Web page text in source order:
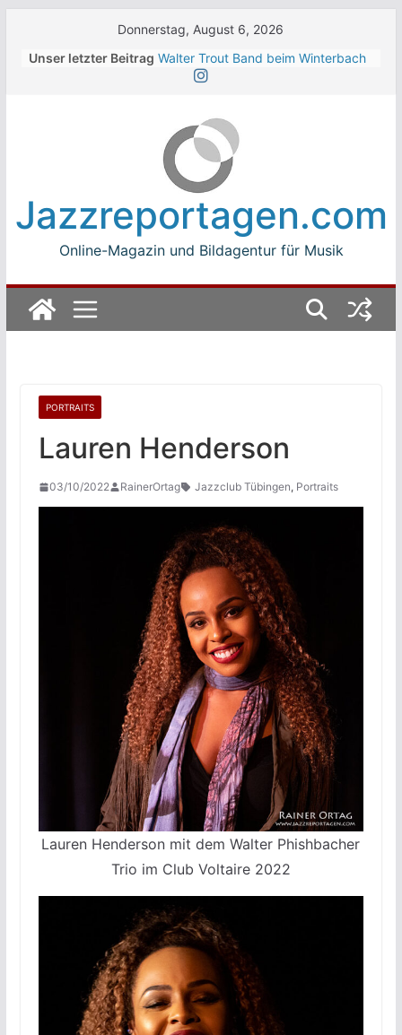
Donnerstag, August 6, 2026
Unser letzter Beitrag Walter Trout Band beim Winterbach
Zeltspektakel 2026
Jean-Michel Jarre bei den jazz open
Modena auf der Piazza Roma 2026
Beth Hart
Luca Carboni bei den jazz open
Modena auf der Piazza Roma 2026
Jazzreportagen.com
Online-Magazin und Bildagentur für Musik
PORTRAITS
Lauren Henderson
03/10/2022 RainerOrtag Jazzclub Tübingen, Portraits
Lauren Henderson mit dem Walter Phishbacher
Trio im Club Voltaire 2022